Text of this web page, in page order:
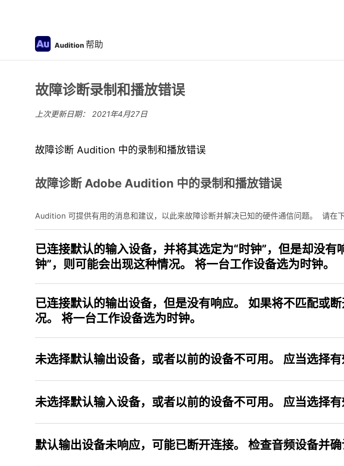
Audition 帮助
故障诊断录制和播放错误
上次更新日期： 2021年4月27日
故障诊断 Audition 中的录制和播放错误
故障诊断 Adobe Audition 中的录制和播放错误
Audition 可提供有用的消息和建议，以此来故障诊断并解决已知的硬件通信问题。 请在
已连接默认的输入设备，并将其选定为“时钟”，但是却没有响应。 如果将不匹配或不可用的设备
钟”，则可能会出现这种情况。 将一台工作设备选为时钟。
已连接默认的输出设备，但是没有响应。 如果将不匹配或
况。 将一台工作设备选为时钟。
未选择默认输出设备，或者以前的设备不可用。 应当选择有
未选择默认输入设备，或者以前的设备不可用。 应当选择有
默认输出设备未响应，可能已